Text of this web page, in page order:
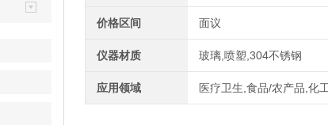
价格区间 面议
仪器材质 玻璃,喷塑,304不锈钢
应用领域 医疗卫生,食品/农产品,化